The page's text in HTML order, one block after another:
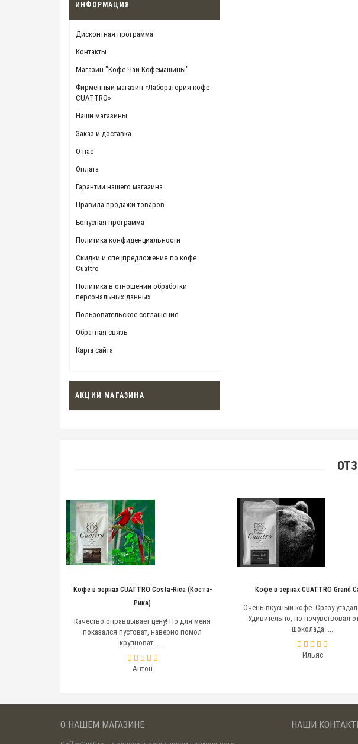
ИНФОРМАЦИЯ
Дисконтная программа
Контакты
Магазин "Кофе Чай Кофемашины"
Фирменный магазин «Лаборатория кофе
CUATTRO»
Наши магазины
Заказ и доставка
О нас
Оплата
Гарантии нашего магазина
Правила продажи товаров
Бонусная программа
Политика конфиденциальности
Скидки и спецпредложения по кофе
Cuattro
Политика в отношении обработки
персональных данных
Пользовательское соглашение
Обратная связь
Карта сайта
АКЦИИ МАГАЗИНА
Кофе в зернах CUATTRO Costa-Rica (Коста-
Рика)
Качество оправдывает цену! Но для меня
показался пустоват, наверно помол
крупноват... ...
Антон
Кофе в зернах CUATTRO Grand
Очень вкусный кофе. Сразу
Удивительно, но почувствовал
шоколада. ...
Ильяс
О НАШЕМ МАГАЗИНЕ НАШИ